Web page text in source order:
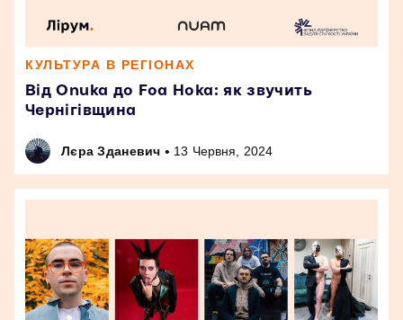
КУЛЬТУРА В РЕГІОНАХ
Від Onuka до Foa Hoka: як звучить
Чернігівщина
Лєра Зданевич • 13 Червня, 2024